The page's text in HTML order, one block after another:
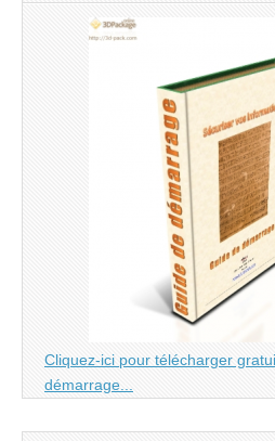
Cliquez-ici pour télécharger
démarrage...